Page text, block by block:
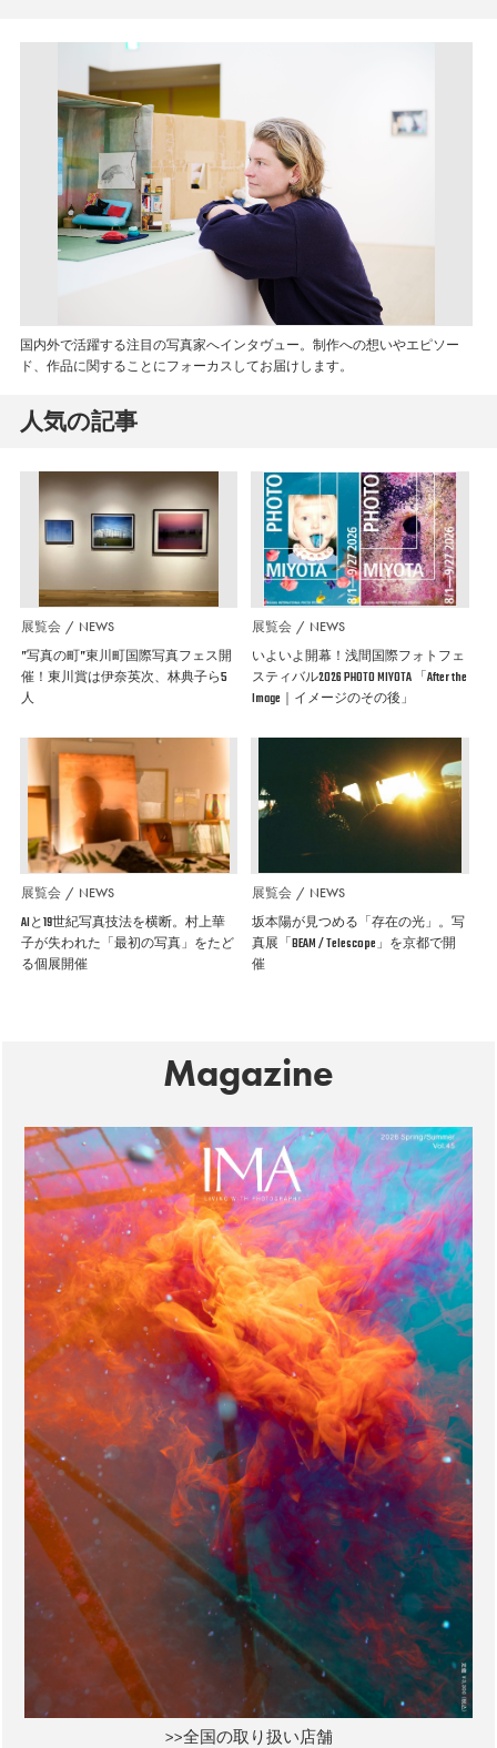
国内外で活躍する注目の写真家へインタヴュー。制作への想いやエピソー
ド、作品に関することにフォーカスしてお届けします。
人気の記事
展覧会 NEWS
”写真の町”東川町国際写真フェス開
催！東川賞は伊奈英次、林典子ら5
人
展覧会 NEWS
いよいよ開幕！浅間国際フォトフェ
スティバル2026 PHOTO MIYOTA 「After the
Image｜イメージのその後」
展覧会 NEWS
AIと19世紀写真技法を横断。村上華
子が失われた「最初の写真」をたど
る個展開催
展覧会 NEWS
坂本陽が見つめる「存在の光」。写
真展「BEAM / Telescope」を京都で開
催
Magazine
>>全国の取り扱い店舗